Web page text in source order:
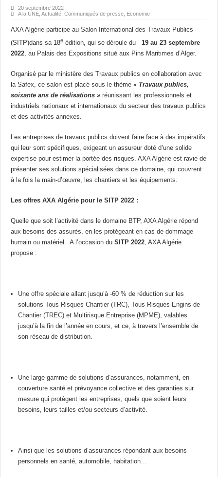
20 septembre 2022
A la UNE ,Actualité ,Communiqués de presse Economie
AXA Algérie participe au Salon International des Travaux Publics
(SITP)dans sa 18e édition, qui se déroule du 19 au 23 septembre
2022 , au Palais des Expositions situé aux Pins Maritimes d’Alger.
Organisé par le ministère des Travaux publics en collaboration avec
la Safex, ce salon est placé sous le thème« Travaux publics,
soixante ans de réalisations » réunissant les professionnels et
industriels nationaux et internationaux du secteur des travaux publics
et des activités annexes.
Les entreprises de travaux publics doivent faire face à des impératifs
qui leur sont spécifiques, exigeant un assureur doté d’une solide
expertise pour estimer la portée des risques. AXA Algérie est ravie de
présenter ses solutions spécialisées dans ce domaine, qui couvrent
à la fois la main-d’œuvre, les chantiers et les équipements.
Les offres AXA Algérie pour le SITP 2022 :
Quelle que soit l’activité dans le domaine BTP, AXA Algérie répond
aux besoins des assurés, en les protégeant en cas de dommage
humain ou matériel. A l’occasion duSITP 2022 , AXA Algérie
propose :
Une offre spéciale allant jusqu’à -60 % de réduction sur les
solutions Tous Risques Chantier (TRC), Tous Risques Engins de
Chantier (TREC) et Multirisque Entreprise (MPME), valables
jusqu’à la fin de l’année en cours, et ce, à travers l’ensemble de
son réseau de distribution.
Une large gamme de solutions d’assurances, notamment, en
couverture santé et prévoyance collective et des garanties sur
mesure qui protègent les entreprises, quels que soient leurs
besoins, leurs tailles et/ou secteurs d’activité.
Ainsi que les solutions d’assurances répondant aux besoins
personnels en santé, automobile, habitation…